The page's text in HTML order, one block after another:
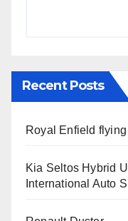
Recent Posts
Royal Enfield
Kia Seltos Hybrid
International Auto